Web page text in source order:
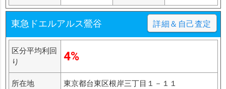
東急ドエルアルス鶯谷 詳細＆自己査定
区分平均利回
り
4%
所在地 東京都台東区根岸三丁目１－１１